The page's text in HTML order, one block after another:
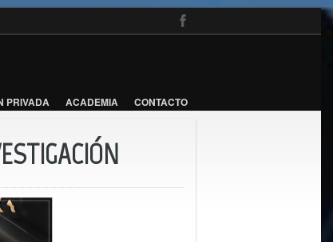
PRIVADA ACADEMIA CONTACTO